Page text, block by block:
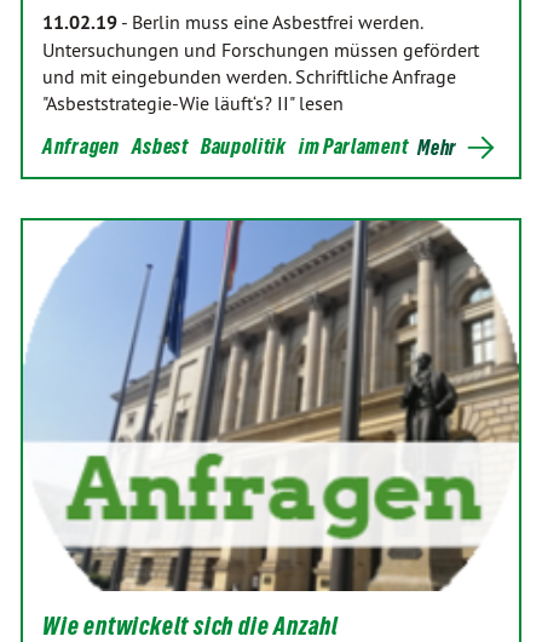
11.02.19 - Berlin muss eine Asbestfrei werden.
Untersuchungen und Forschungen müssen gefördert
und mit eingebunden werden. Schriftliche Anfrage
"Asbeststrategie-Wie läuft‘s? II" lesen
Anfragen Asbest Baupolitik im Parlament Mehr
Wie entwickelt sich die Anzahl